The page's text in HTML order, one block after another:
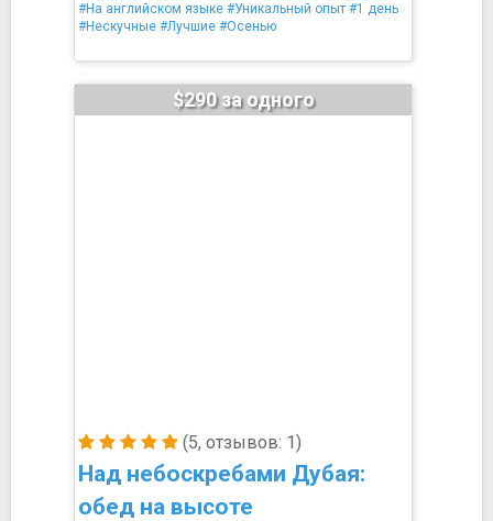
#На английском языке #Уникальный опыт #1 день
#Нескучные #Лучшие #Осенью
(5, отзывов: 1)
Над небоскребами Дубая:
обед на высоте
$290 за одного